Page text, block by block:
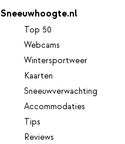
Sneeuwhoogte.nl
Top 50
Webcams
Wintersportweer
Kaarten
Sneeuwverwachting
Accommodaties
Tips
Reviews